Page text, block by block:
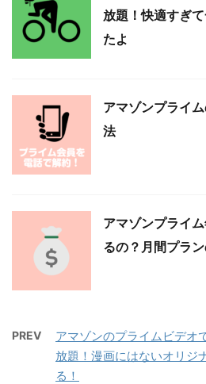
放題！快適すぎ
たよ
アマゾンプライ
法
アマゾンプライ
るの？月間プラ
PREV
アマゾンのプライムビデオ
放題！漫画にはないオリジ
る！